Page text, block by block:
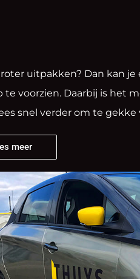
uitpakken? Dan kan
te voorzien. Daarbij is het
snel verder om te
meer